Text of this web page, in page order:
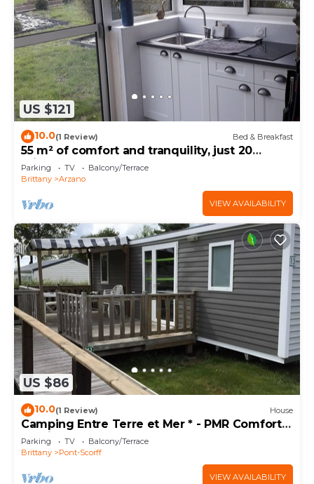
US $121
10.0(1 Review) Bed & Breakfast
55 m² of comfort and tranquility, just 20
minutes from the beaches of Guidel, Pont-
Aven, and Lorient.
Parking TV
Balcony/Terrace
Brittany
Arzano
VIEW AVAILABILITY
US $86
10.0(1 Review) House
Camping Entre Terre et Mer * - PMR Comfort
mobile home (2 bedrooms) adapted for
people with reduced mobility 4 people
Parking TV
Balcony/Terrace
Brittany
Pont-Scorff
VIEW AVAILABILITY